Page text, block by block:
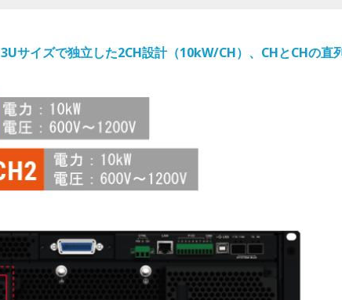
3Uサイズで独立した2CH設計（10kW/CH）、CHとCHの